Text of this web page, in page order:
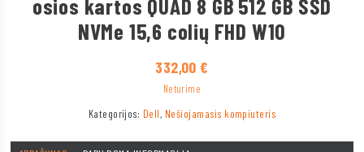
osios kartos QUAD 8 GB 512 GB SSD
NVMe 15,6 colių FHD W10
332,00€
Neturime
Kategorijos: Dell, Nešiojamasis kompiuteris